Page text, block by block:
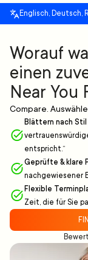
Englisch, Deutsch,
Worauf
einen
Near You
Compare.
Blättern nach
entspricht.“
Geprüfte & klare
nachgewiesener
Flexible
Zeit, die für Sie